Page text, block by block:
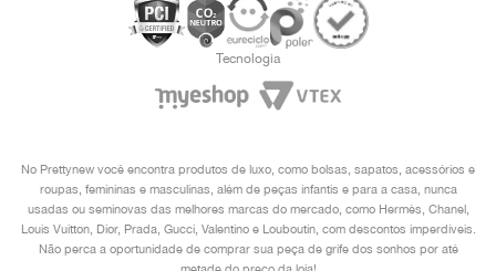
Tecnologia
No Prettynew você encontra produtos de luxo, como bolsas, sapatos, acessórios e
roupas, femininas e masculinas, além de peças infantis e para a casa, nunca
usadas ou seminovas das melhores marcas do mercado, como Hermès, Chanel,
Louis Vuitton, Dior, Prada, Gucci, Valentino e Louboutin, com descontos imperdíveis.
Não perca a oportunidade de comprar sua peça de grife dos sonhos por até